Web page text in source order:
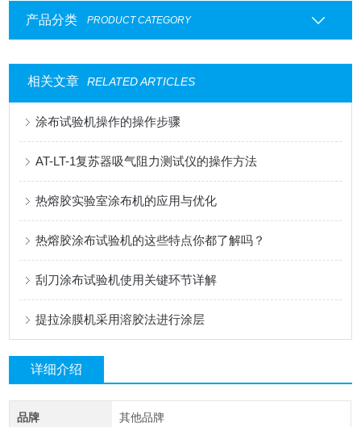
产品分类 PRODUCT CATEGORY
相关文章 RELATED ARTICLES
涂布试验机操作的操作步骤
AT-LT-1复苏器吸气阻力测试仪的操作方法
热熔胶实验室涂布机的应用与优化
热熔胶涂布试验机的这些特点你都了解吗？
刮刀涂布试验机使用关键环节详解
提拉涂膜机采用溶胶法进行涂层
详细介绍
品牌 其他品牌